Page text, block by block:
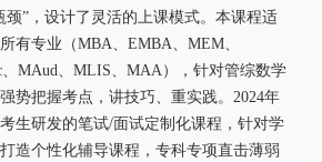
颈”，设计了灵活的上课模式。本课程适
有专业（MBA、EMBA、MEM、
、MAud、MLIS、MAA），针对管综数学
势把握考点，讲技巧、重实践。2024年
生研发的笔试/面试定制化课程，针对学
造个性化辅导课程，专科专项直击薄弱